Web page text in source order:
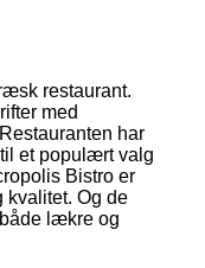
restaurant.
med
har
et populært valg
Bistro er
kvalitet. Og de
lækre og